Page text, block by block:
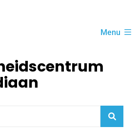
Menu